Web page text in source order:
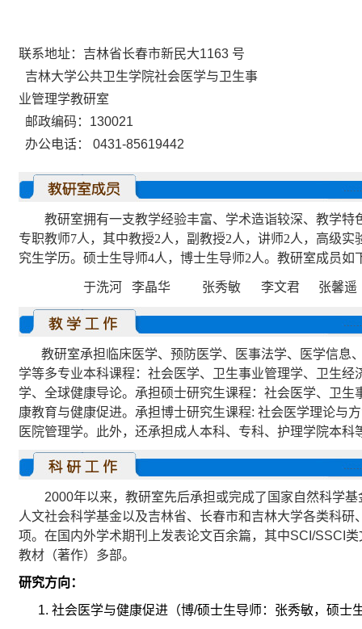
联系地址：吉林省长春市新民大1163 号
吉林大学公共卫生学院社会医学与卫生事
业管理学教研室
邮政编码： 130021
办公电话：
0431-85619442
教研室拥有一支教学经验丰富、学术造诣较深、教学特
专职教师7人，其中教授2人，副教授2人，讲师2人，高级实
究生学历。硕士生导师4人，博士生导师2人。教研室成员如
于洗河 李晶华 张秀敏 李文君 张馨遥
教研室承担临床医学、预防医学、医事法学、医学信息
学等多专业本科课程：社会医学、卫生事业管理学、卫生经
学、全球健康导论。承担硕士研究生课程：社会医学、卫生
康教育与健康促进。承担博士研究生课程: 社会医学理论与
医院管理学。此外，还承担成人本科、专科、护理学院本科
2000年以来，教研室先后承担或完成了国家自然科学
人文社会科学基金以及吉林省、长春市和吉林大学各类科研
项。在国内外学术期刊上发表论文百余篇，其中SCI/SSCI 类
教材（著作）多部。
研究方向：
1. 社会医学与健康促进（博/硕士生导师：张秀敏，硕士